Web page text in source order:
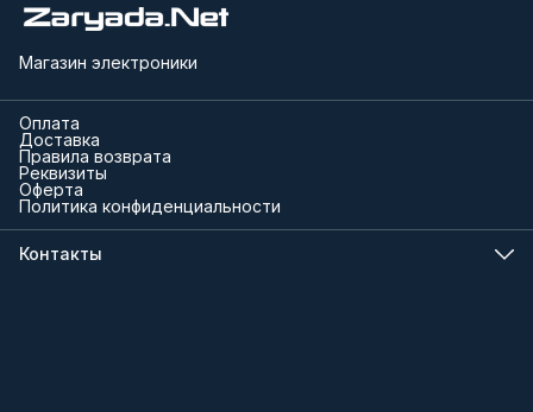
Магазин электроники
Оплата
Доставка
Правила возврата
Реквизиты
Оферта
Политика конфиденциальности
Контакты